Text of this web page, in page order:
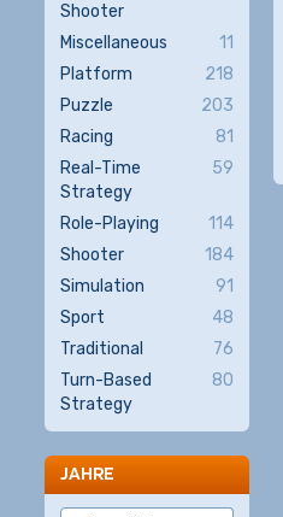
Shooter
Miscellaneous
11
Platform
218
Puzzle
203
Racing
81
Real-Time
Strategy
59
Role-Playing
114
Shooter
184
Simulation
91
Sport
48
Traditional
76
Turn-Based
Strategy
80
JAHRE